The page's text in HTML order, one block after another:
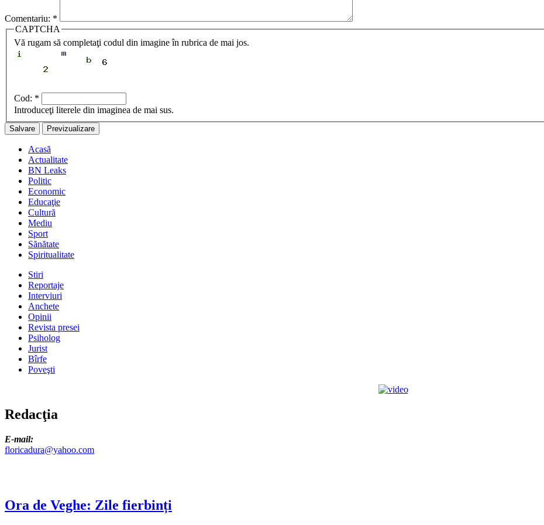
Comentariu: *
CAPTCHA
Vă rugam să completaţi codul din imagine în rubrica de mai jos.
Cod: *
Introduceţi literele din imaginea de mai sus.
Acasă
Actualitate
BN Leaks
Politic
Economic
Educaţie
Cultură
Mediu
Sport
Sănătate
Spiritualitate
Stiri
Reportaje
Interviuri
Anchete
Opinii
Revista presei
Psiholog
Jurist
Bîrfe
Poveşti
Redacţia
E-mail:
floricadura@yahoo.com
Ora de Veghe: Zile fierbinți